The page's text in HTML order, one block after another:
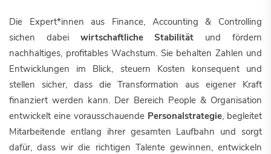
Die Expert*innen aus Finance, Accounting & Controlling
sichen dabei wirtschaftliche Stabilität und fördern
nachhaltiges, profitables Wachstum. Sie behalten Zahlen und
Entwicklungen im Blick, steuern Kosten konsequent und
stellen sicher, dass die Transformation aus eigener Kraft
finanziert werden kann. Der Bereich People & Organisation
entwickelt eine vorausschauende Personalstrategie, begleitet
Mitarbeitende entlang ihrer gesamten Laufbahn und sorgt
dafür, dass wir die richtigen Talente gewinnen, entwickeln